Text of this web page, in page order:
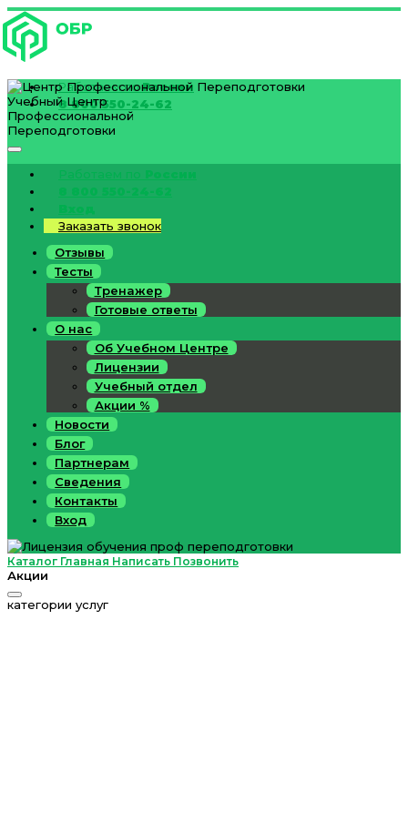
Работаем поРоссии
8 800 550-24-62
Учебный Центр
Профессиональной
Переподготовки
Работаем по России
8 800 550-24-62
Вход
Заказать звонок
Отзывы
Тесты
Тренажер
Готовые ответы
О нас
Об Учебном Центре
Лицензии
Учебный отдел
Акции %
Новости
Блог
Партнерам
Сведения
Контакты
Вход
Каталог Главная Написать Позвонить
Акции
категории услуг